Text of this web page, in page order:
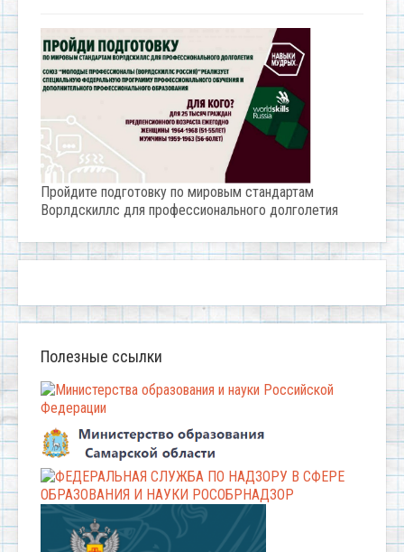
Пройдите подготовку по мировым стандартам
Ворлдскиллс для профессионального долголетия
Полезные ссылки